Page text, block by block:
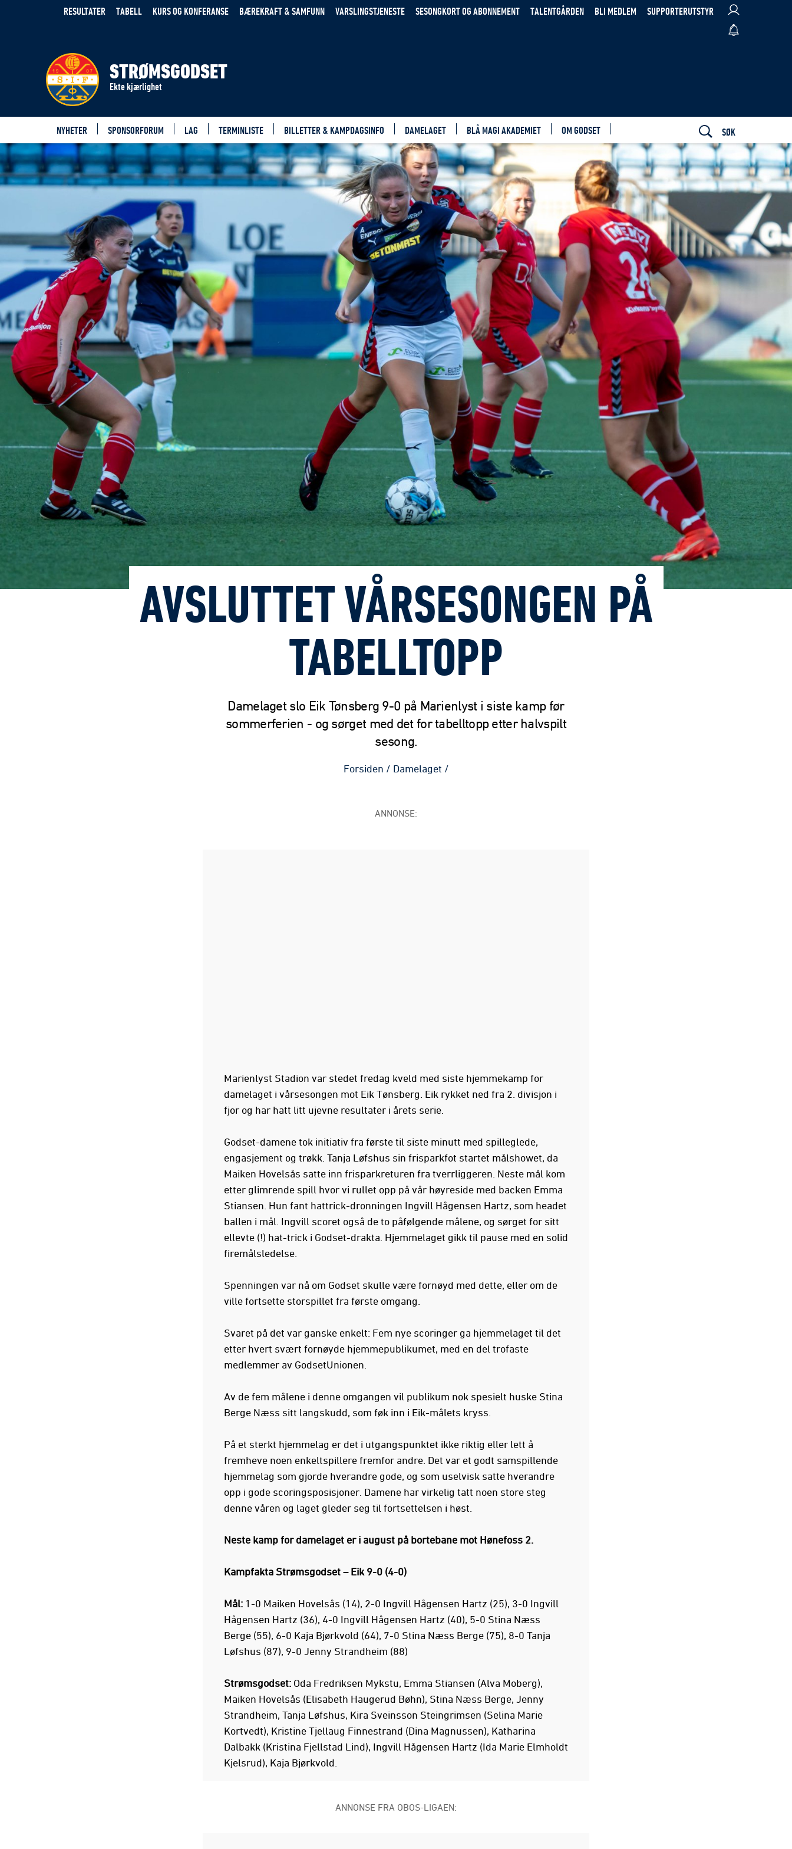
RESULTATER TABELL KURS OG KONFERANSE BÆREKRAFT & SAMFUNN VARSLINGSTJENESTE SESONGKORT OG ABONNEMENT TALENTGÅRDEN BLI MEDLEM SUPPORTERUTSTYR
STRØMSGODSET
Ekte kjærlighet
NYHETER SPONSORFORUM LAG TERMINLISTE BILLETTER & KAMPDAGSINFO DAMELAGET BLÅ MAGI AKADEMIET OM GODSET SØK
AVSLUTTET VÅRSESONGEN PÅ
TABELLTOPP
Damelaget slo Eik Tønsberg 9-0 på Marienlyst i siste kamp før
sommerferien - og sørget med det for tabelltopp etter halvspilt
sesong.
Forsiden / Damelaget /
ANNONSE:
Marienlyst Stadion var stedet fredag kveld med siste hjemmekamp for
damelaget i vårsesongen mot Eik Tønsberg. Eik rykket ned fra 2. divisjon i
fjor og har hatt litt ujevne resultater i årets serie.
Godset-damene tok initiativ fra første til siste minutt med spilleglede,
engasjement og trøkk. Tanja Løfshus sin frisparkfot startet målshowet, da
Maiken Hovelsås satte inn frisparkreturen fra tverrliggeren. Neste mål kom
etter glimrende spill hvor vi rullet opp på vår høyreside med backen Emma
Stiansen. Hun fant hattrick-dronningen Ingvill Hågensen Hartz, som headet
ballen i mål. Ingvill scoret også de to påfølgende målene, og sørget for sitt
ellevte (!) hat-trick i Godset-drakta. Hjemmelaget gikk til pause med en solid
firemålsledelse.
Spenningen var nå om Godset skulle være fornøyd med dette, eller om de
ville fortsette storspillet fra første omgang.
Svaret på det var ganske enkelt: Fem nye scoringer ga hjemmelaget til det
etter hvert svært fornøyde hjemmepublikumet, med en del trofaste
medlemmer av GodsetUnionen.
Av de fem målene i denne omgangen vil publikum nok spesielt huske Stina
Berge Næss sitt langskudd, som føk inn i Eik-målets kryss.
På et sterkt hjemmelag er det i utgangspunktet ikke riktig eller lett å
fremheve noen enkeltspillere fremfor andre. Det var et godt samspillende
hjemmelag som gjorde hverandre gode, og som uselvisk satte hverandre
opp i gode scoringsposisjoner. Damene har virkelig tatt noen store steg
denne våren og laget gleder seg til fortsettelsen i høst.
Neste kamp for damelaget er i august på bortebane mot Hønefoss 2.
Kampfakta Strømsgodset – Eik 9-0 (4-0)
Mål:1-0 Maiken Hovelsås (14), 2-0 Ingvill Hågensen Hartz (25), 3-0 Ingvill
Hågensen Hartz (36), 4-0 Ingvill Hågensen Hartz (40), 5-0 Stina Næss
Berge (55), 6-0 Kaja Bjørkvold (64), 7-0 Stina Næss Berge (75), 8-0 Tanja
Løfshus (87), 9-0 Jenny Strandheim (88)
Strømsgodset:Oda Fredriksen Mykstu, Emma Stiansen (Alva Moberg),
Maiken Hovelsås (Elisabeth Haugerud Bøhn), Stina Næss Berge, Jenny
Strandheim, Tanja Løfshus, Kira Sveinsson Steingrimsen (Selina Marie
Kortvedt), Kristine Tjellaug Finnestrand (Dina Magnussen), Katharina
Dalbakk (Kristina Fjellstad Lind), Ingvill Hågensen Hartz (Ida Marie Elmholdt
Kjelsrud), Kaja Bjørkvold.
ANNONSE FRA OBOS-LIGAEN: